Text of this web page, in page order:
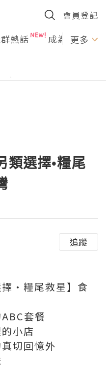
會員登記
熱話 成為U更多
類選擇•糧尾
追蹤
擇•糧尾救星】食
套餐
小店
切回憶外